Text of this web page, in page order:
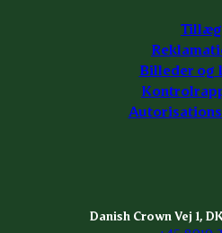
Tillæg
Billeder og
Danish Crown Vej 1,